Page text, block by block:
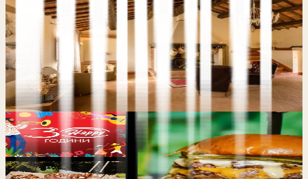
Estudio de Caso 6 min de lectura
Menos Dependencia de OTAs para Le Torri di
Porsenna: Más Reservas Directas, Menos
Comisiones
Estudio de Caso 5 min de lectura
Más Tráfico y Engagement para Happy Bar & Grill